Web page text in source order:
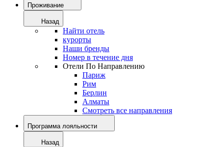
Проживание
Назад
Найти отель
курорты
Наши бренды
Номер в течение дня
Отели По Направлению
Париж
Рим
Берлин
Алматы
Смотреть все направления
Программа лояльности
Назад